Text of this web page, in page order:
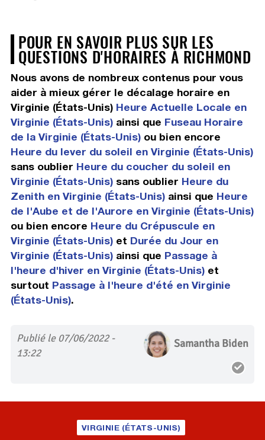
POUR EN SAVOIR PLUS SUR LES
QUESTIONS D'HORAIRES À RICHMOND
Nous avons de nombreux contenus pour vous
aider à mieux gérer le décalage horaire en
Virginie (États-Unis) Heure Actuelle Locale en
Virginie (États-Unis)ainsi que Fuseau Horaire
de la Virginie (États-Unis)ou bien encore
Heure du lever du soleil en Virginie (États-Unis)
sans oublier Heure du coucher du soleil en
Virginie (États-Unis)sans oublier Heure du
Zenith en Virginie (États-Unis)ainsi que Heure
de l'Aube et de l'Aurore en Virginie (États-Unis)
ou bien encore Heure du Crépuscule en
Virginie (États-Unis)et Durée du Jour en
Virginie (États-Unis)ainsi que Passage à
l'heure d'hiver en Virginie (États-Unis)et
surtout Passage à l'heure d'été en Virginie
(États-Unis).
Publié le 07/06/2022 -
13:22
Samantha Biden
VIRGINIE (ÉTATS-UNIS)